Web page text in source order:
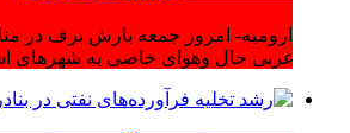
ارومیه- امروز جمعه بارش برف در
غربی حال وهوای خاصی به شهرهای